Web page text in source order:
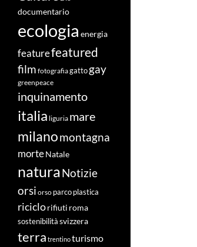
documentario
ecologia energia
featurefeatured
film fotografiagatto gay
greenpeace
inquinamento
italia liguria mare
milanomontagna
morteNatale
naturaNotizie
orsi orso parco plastica
riciclorifiuti roma
sostenibilità svizzera
terra trentinoturismo